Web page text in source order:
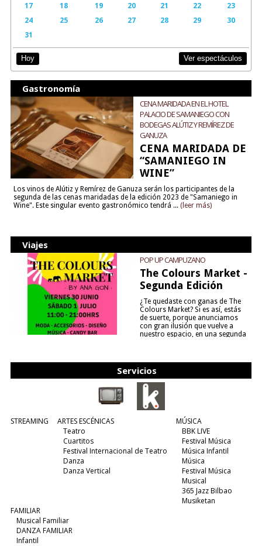
17
18 19 20 21 22
23
24
25 26 27 28 29
30
31
Hoy Ver espectáculos
Gastronomía
CENA MARIDADA EN EL HOTEL
PALACIO DE SAMANIEGO CON
BODEGAS ALÚTIZ Y REMÍREZ DE
GANUZA
CENA MARIDADA DE
“SAMANIEGO IN
WINE”
Los vinos de Alútiz y Remírez de Ganuza serán los participantes de la
segunda de las cenas maridadas de la edición 2023 de "Samaniego in
Wine". Este singular evento gastronómico tendrá ... (leer más)
Viajes
POP UP CAMPUZANO
The Colours Market -
Segunda Edición
¿Te quedaste con ganas de The
Colours Market? Si es así, estás
de suerte, porque anunciamos
con gran ilusión que vuelve a
nuestro espacio, en una segunda
Servicios
STREAMING
ARTES ESCÉNICAS
Teatro
Cuartitos
Festival Internacional de Teatro
Danza
Danza Vertical
MÚSICA
BBK LIVE
Festival Música
Música Infantil
Música
Festival Música
Musical
365 Jazz Bilbao
Musiketan
FAMILIAR
Musical Familiar
DANZA FAMILIAR
Infantil